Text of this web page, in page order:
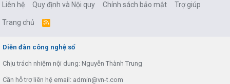
Liên hệ Quy định và Nội quy Chính sách bảo mật Trợ giúp
Trang chủ
R
Diễn đàn công nghệ số
Chịu trách nhiệm nội dung: Nguyễn Thành Trung
Cần hỗ trợ liên hệ email: admin@vn-t.com